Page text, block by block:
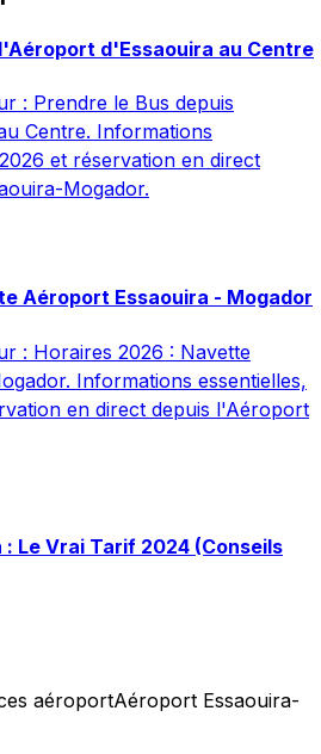
d'Essaouira au Centre
: Prendre le Bus depuis
Centre. Informations
et réservation en direct
Mogador.
Aéroport Essaouira - Mogador
: Horaires 2026 : Navette
Informations essentielles,
en direct depuis l'Aéroport
Le Vrai Tarif 2024 (Conseils
aéroportAéroport Essaouira-